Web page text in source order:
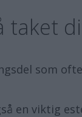
taket
som
en viktig